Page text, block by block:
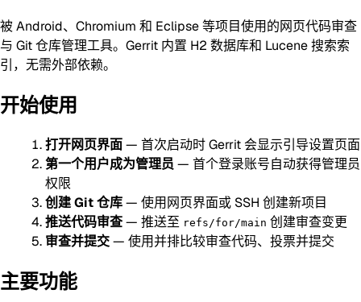
被 Android、Chromium 和 Eclipse 等项目使用的网页代码审查
与 Git 仓库管理工具。Gerrit 内置 H2 数据库和 Lucene 搜索索
引，无需外部依赖。
开始使用
打开网页界面— 首次启动时 Gerrit 会显示引导设置页面
第一个用户成为管理员 — 首个登录账号自动获得管理员
权限
创建 Git 仓库— 使用网页界面或 SSH 创建新项目
推送代码审查— 推送至 refs/for/main 创建审查变更
审查并提交— 使用并排比较审查代码、投票并提交
主要功能